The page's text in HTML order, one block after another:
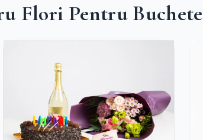
Flori Pentru Buchete